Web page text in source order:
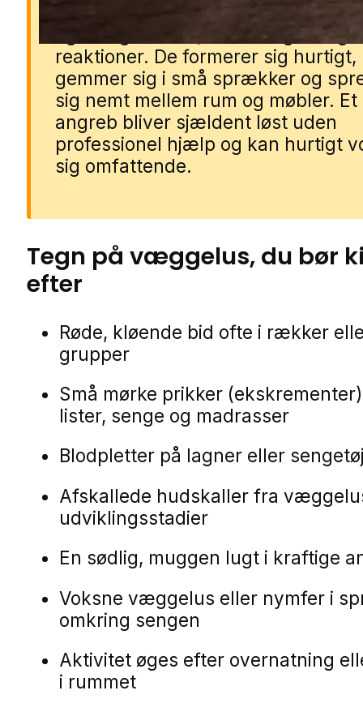
Væggelus bider mennesker om
og kan give kløe, udslæt og
reaktioner. De formerer sig hurtigt,
gemmer sig i små sprækker og
sig nemt mellem rum og møbler. Et
angreb bliver sjældent løst uden
professionel hjælp og kan hurtigt
sig omfattende.
Tegn på væggelus, du bør
efter
Røde, kløende bid ofte i rækker
grupper
Små mørke prikker
lister, senge og madrasser
Blodpletter på lagner eller
Afskallede hudskaller fra
udviklingsstadier
En sødlig, muggen lugt i kraftige
Voksne væggelus eller nymfer i
omkring sengen
Aktivitet øges efter overnatning
i rummet